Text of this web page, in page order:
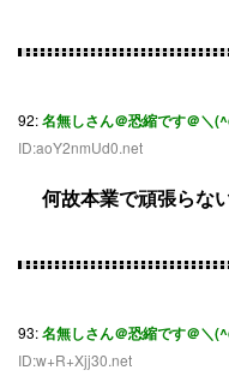
92:名無しさん＠恐縮です＠＼
ID:aoY2nmUd0.net
何故本業で頑張らな
93:名無しさん＠恐縮です＠＼
ID:w+R+Xjj30.net